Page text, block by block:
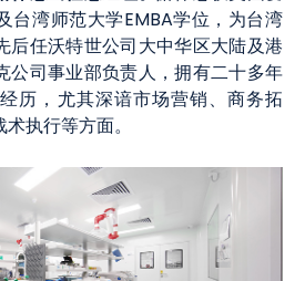
台湾师范大学EMBA学位，为台湾
后任沃特世公司大中华区大陆及港
公司事业部负责人，拥有二十多年
历，尤其深谙市场营销、商务拓
执行等方面。